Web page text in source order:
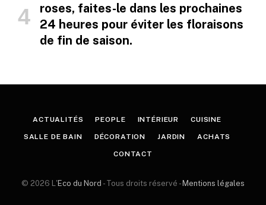
roses, faites-le dans les prochaines
24 heures pour éviter les floraisons
de fin de saison.
ACTUALITÉS PEOPLE INTÉRIEUR CUISINE
SALLE DE BAIN DÉCORATION JARDIN ACHATS
CONTACT
© 2026 L'Eco du Nord - Tous droits réservé - Mentions légales